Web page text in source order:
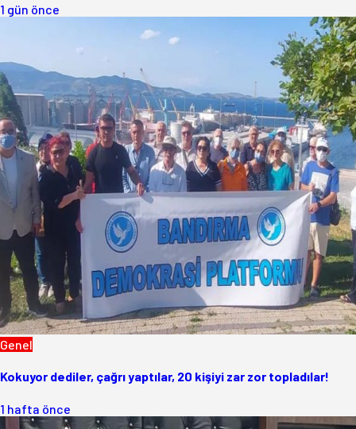
1 gün önce
Genel
Kokuyor dediler, çağrı yaptılar, 20 kişiyi zar zor topladılar!
1 hafta önce